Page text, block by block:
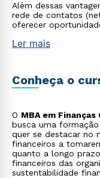
Além dessas
rede de contatos
oferecer
Ler mais
Conheça o
O MBA em
busca uma
quer se destacar no
financeiros a
quanto a longo
financeiros das
sustentabilidade